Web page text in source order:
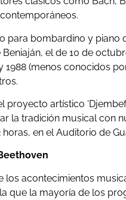
para bombardino y piano
el de 10 de
1988 (menos conocidos
artístico
la tradición musical con
en el Auditorio de
los acontecimientos
que la mayoría de los